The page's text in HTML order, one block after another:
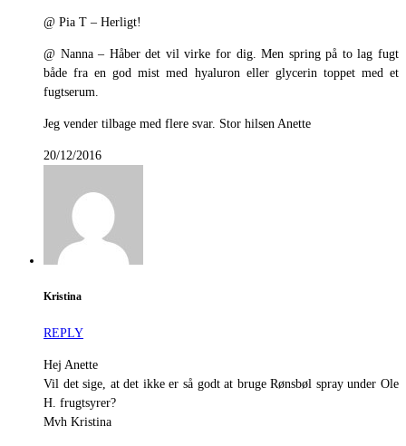
@ Pia T – Herligt!
@ Nanna – Håber det vil virke for dig. Men spring på to lag fugt
både fra en god mist med hyaluron eller glycerin toppet med et
fugtserum.
Jeg vender tilbage med flere svar. Stor hilsen Anette
20/12/2016
Kristina
REPLY
Hej Anette
Vil det sige, at det ikke er så godt at bruge Rønsbøl spray under Ole
H. frugtsyrer?
Mvh Kristina